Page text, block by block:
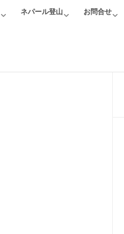
ネパール登山 お問合せ